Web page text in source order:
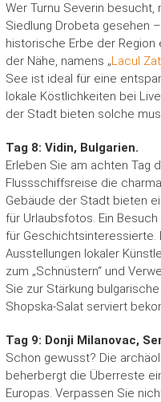
Wer Turnu Severin
Siedlung Drobeta gesehen
historische Erbe der
der Nähe, namens „Lacul
See ist ideal für eine
lokale Köstlichkeiten bei
der Stadt bieten solche
Tag 8: Vidin, Bulgarien.
Erleben Sie am achten Tag
Flussschiffsreise die
Gebäude der Stadt bieten
für Urlaubsfotos. Ein
für Geschichtsinteressierte.
Ausstellungen lokaler
zum „Schnüstern“ und
Sie zur Stärkung
Shopska-Salat serviert
Tag 9: Donji Milanovac,
Schon gewusst? Die
beherbergt die Überreste
Europas. Verpassen Sie